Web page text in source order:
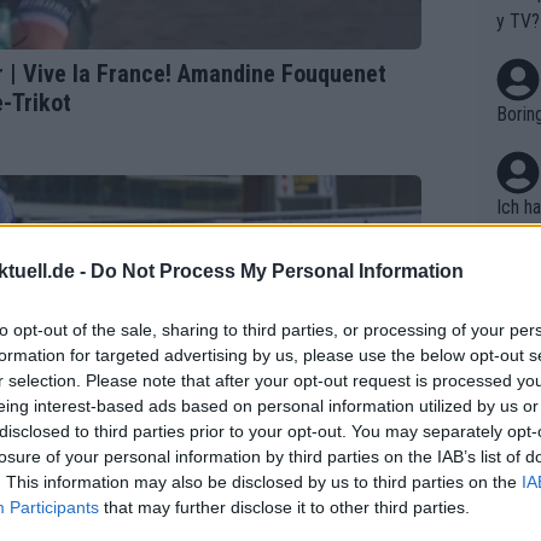
- Do Not Process My Personal Information
opt-out of the sale, sharing to third parties, or processing of your
for targeted advertising by us, please use the below opt-out
selection. Please note that after your opt-out request is processed
interest-based ads based on personal information utilized by us
to third parties prior to your opt-out. You may separately
of your personal information by third parties on the IAB’s list of
This information may also be disclosed by us to third parties on the
Participants that may further disclose it to other third parties.
Vive la France! Amandine Fouquenet
Trikot
st
zte
ng
Die
pe
Tour
arten
y TV?
Ich
en.
Es
wo